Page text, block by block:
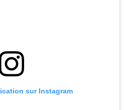
sur Instagram